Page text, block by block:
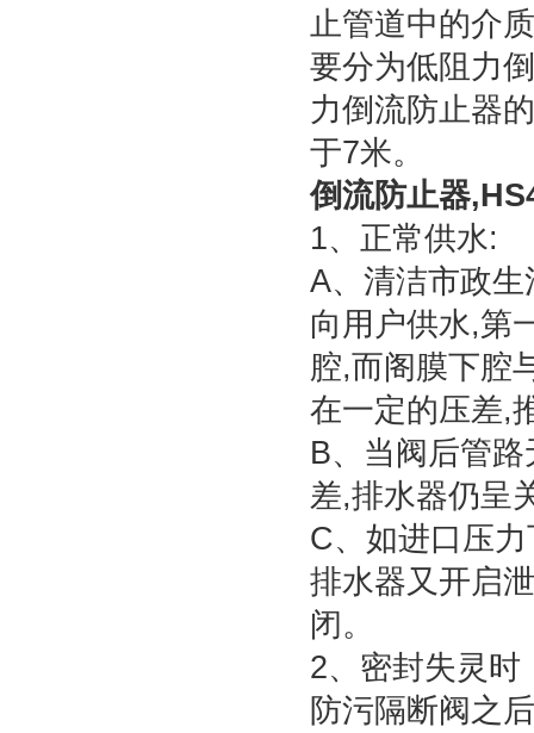
止管道中的介
要分为低阻力
力倒流防止器
于7米。
倒流防止器
1、正常供水:
A、清洁市政
向用户供水,第
腔,而阁膜下腔
在一定的压差,
B、当阀后管
差,排水器仍呈
C、如进口压
排水器又开启
闭。
2、密封失灵时
防污隔断阀之